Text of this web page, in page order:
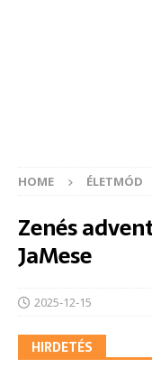
HOME ÉLETMÓD
Zenés
JaMese
2025-12-15
HIRDETÉS